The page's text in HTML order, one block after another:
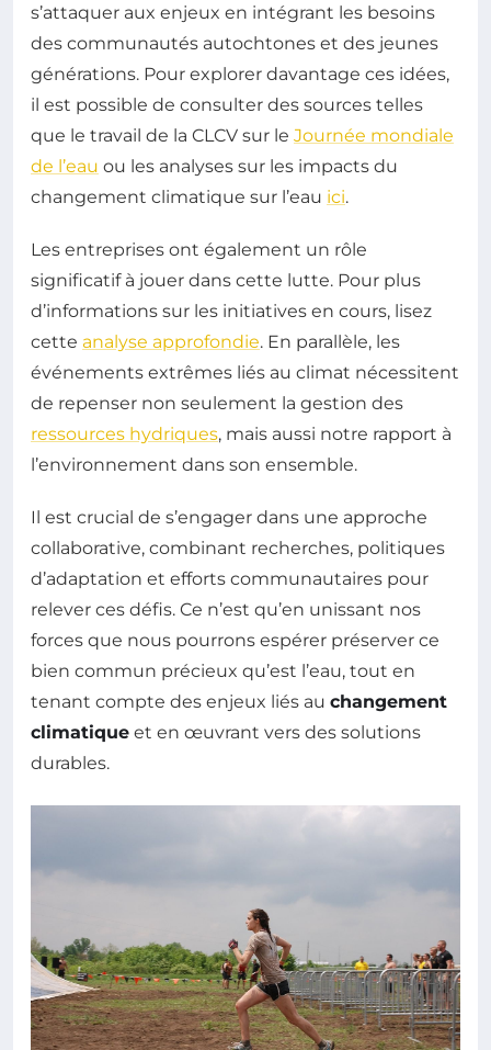
s’attaquer aux enjeux en intégrant les besoins
des communautés autochtones et des jeunes
générations. Pour explorer davantage ces idées,
il est possible de consulter des sources telles
que le travail de la CLCV sur le Journée mondiale
de l’eau ou les analyses sur les impacts du
changement climatique sur l’eau ici.
Les entreprises ont également un rôle
significatif à jouer dans cette lutte. Pour plus
d’informations sur les initiatives en cours, lisez
cette analyse approfondie. En parallèle, les
événements extrêmes liés au climat nécessitent
de repenser non seulement la gestion des
ressources hydriques, mais aussi notre rapport à
l’environnement dans son ensemble.
Il est crucial de s’engager dans une approche
collaborative, combinant recherches, politiques
d’adaptation et efforts communautaires pour
relever ces défis. Ce n’est qu’en unissant nos
forces que nous pourrons espérer préserver ce
bien commun précieux qu’est l’eau, tout en
tenant compte des enjeux liés au changement
climatique et en œuvrant vers des solutions
durables.